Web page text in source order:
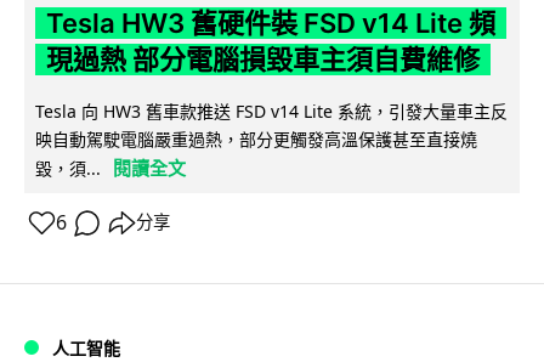
Tesla HW3 舊硬件裝 FSD v14 Lite 頻
現過熱 部分電腦損毀車主須自費維修
Tesla 向 HW3 舊車款推送 FSD v14 Lite 系統，引發大量車主反
映自動駕駛電腦嚴重過熱，部分更觸發高溫保護甚至直接燒
毀，須...
閱讀全文
6 分享
人工智能